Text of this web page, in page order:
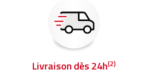
Livraison dès 24h(2)